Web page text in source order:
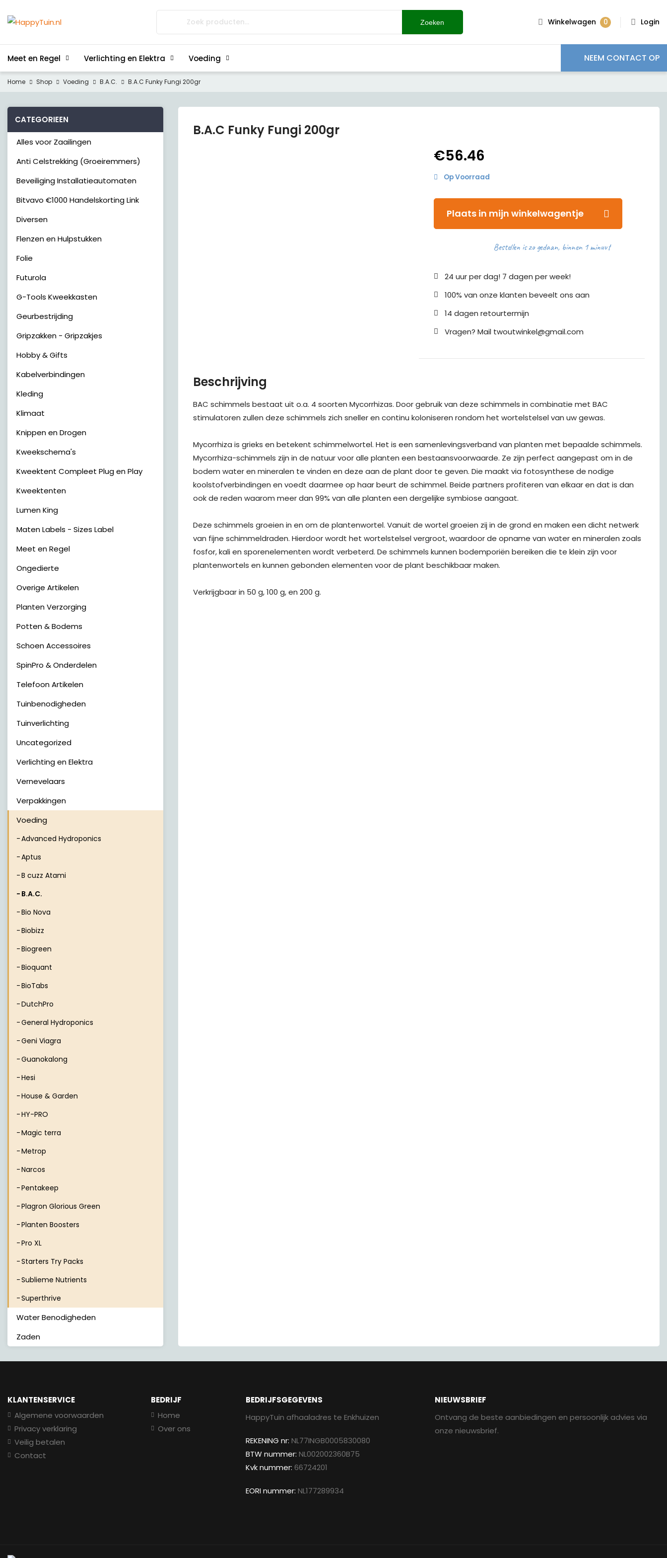
Zoeken Winkelwagen 0 Login
Meet en Regel Verlichting en Elektra Voeding NEEM CONTACT OP
Home Shop Voeding B.A.C. B.A.C Funky Fungi 200gr
B.A.C Funky Fungi 200gr
€56.46
Op Voorraad
Plaats in mijn winkelwagentje
Bestellen is zo gedaan, binnen 1 minuut
24 uur per dag! 7 dagen per week!
100% van onze klanten beveelt ons aan
14 dagen retourtermijn
Vragen? Mail twoutwinkel@gmail.com
Beschrijving
BAC schimmels bestaat uit o.a. 4 soorten Mycorrhizas. Door gebruik van deze schimmels in combinatie met BAC
stimulatoren zullen deze schimmels zich sneller en continu koloniseren rondom het wortelstelsel van uw gewas.
Mycorrhiza is grieks en betekent schimmelwortel. Het is een samenlevingsverband van planten met bepaalde schimmels.
Mycorrhiza-schimmels zijn in de natuur voor alle planten een bestaansvoorwaarde. Ze zijn perfect aangepast om in de
bodem water en mineralen te vinden en deze aan de plant door te geven. Die maakt via fotosynthese de nodige
koolstofverbindingen en voedt daarmee op haar beurt de schimmel. Beide partners profiteren van elkaar en dat is dan
ook de reden waarom meer dan 99% van alle planten een dergelijke symbiose aangaat.
Deze schimmels groeien in en om de plantenwortel. Vanuit de wortel groeien zij in de grond en maken een dicht netwerk
van fijne schimmeldraden. Hierdoor wordt het wortelstelsel vergroot, waardoor de opname van water en mineralen zoals
fosfor, kali en sporenelementen wordt verbeterd. De schimmels kunnen bodemporiën bereiken die te klein zijn voor
plantenwortels en kunnen gebonden elementen voor de plant beschikbaar maken.
Verkrijgbaar in 50 g, 100 g, en 200 g.
CATEGORIEEN
Alles voor Zaailingen
Anti Celstrekking (Groeiremmers)
Beveiliging Installatieautomaten
Bitvavo €1000 Handelskorting Link
Diversen
Flenzen en Hulpstukken
Folie
Futurola
G-Tools Kweekkasten
Geurbestrijding
Gripzakken - Gripzakjes
Hobby & Gifts
Kabelverbindingen
Kleding
Klimaat
Knippen en Drogen
Kweekschema's
Kweektent Compleet Plug en Play
Kweektenten
Lumen King
Maten Labels - Sizes Label
Meet en Regel
Ongedierte
Overige Artikelen
Planten Verzorging
Potten & Bodems
Schoen Accessoires
SpinPro & Onderdelen
Telefoon Artikelen
Tuinbenodigheden
Tuinverlichting
Uncategorized
Verlichting en Elektra
Vernevelaars
Verpakkingen
Voeding
Advanced Hydroponics
Aptus
B cuzz Atami
B.A.C.
Bio Nova
Biobizz
Biogreen
Bioquant
BioTabs
DutchPro
General Hydroponics
Geni Viagra
Guanokalong
Hesi
House & Garden
HY-PRO
Magic terra
Metrop
Narcos
Pentakeep
Plagron Glorious Green
Planten Boosters
Pro XL
Starters Try Packs
Sublieme Nutrients
Superthrive
Water Benodigheden
Zaden
KLANTENSERVICE
Algemene voorwaarden
Privacy verklaring
Veilig betalen
Contact
BEDRIJF
Home
Over ons
BEDRIJFSGEGEVENS
HappyTuin afhaaladres te Enkhuizen
REKENING nr: NL77INGB0005830080
BTW nummer: NL002002360B75
Kvk nummer: 66724201
EORI nummer: NL177289934
NIEUWSBRIEF
Ontvang de beste aanbiedingen en persoonlijk advies via
onze nieuwsbrief.